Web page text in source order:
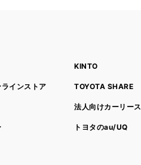
ラインストア
KINTO
TOYOTA SHARE
法人向けカーリース
トヨタのau/UQ